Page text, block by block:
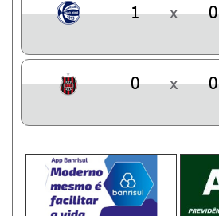
1 x 0
0 x 0